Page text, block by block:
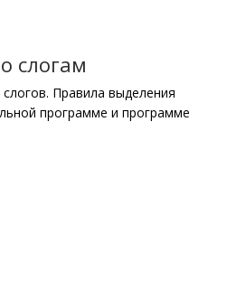
слогам
Правила выделения
программе и программе